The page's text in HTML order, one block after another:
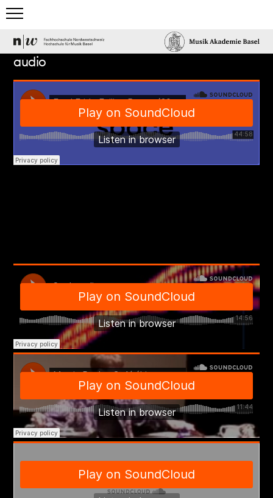
home
studium
team & gäste
events & news
video
konzertprogramme
texte & interviews
websites
medien
kalender
kontakt
audio